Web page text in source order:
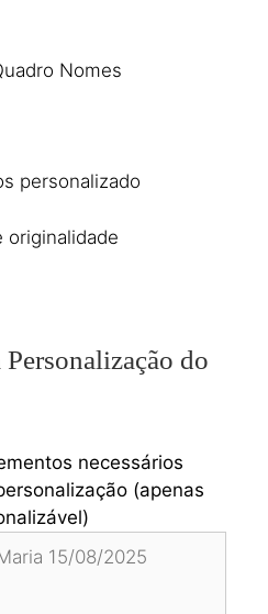
Nomes
personalizado
originalidade
do
necessários
(apenas